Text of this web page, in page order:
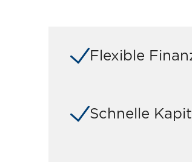
Flexible
Schnelle